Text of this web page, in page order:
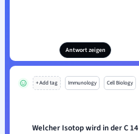
Antwort zeigen
+ Add tag Immunology Cell Biology
Welcher Isotop wird in der C 14